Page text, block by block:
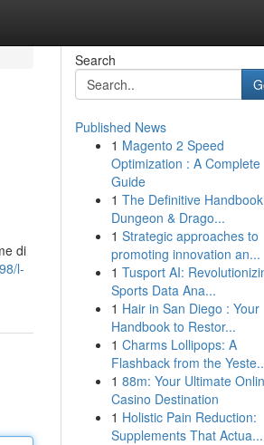
di
l-
Search
Published News
1 Magento 2 Speed
Optimization : A Complete
Guide
1 The Definitive
Dungeon & Drago...
1 Strategic approaches to
promoting innovation an...
1 Tusport AI:
Sports Data Ana...
1 Hair in San Diego : Your
Handbook to Restor...
1 Charms Lollipops: A
Flashback from the
1 88m: Your Ultimate
Casino Destination
1 Holistic Pain Reduction:
Supplements That Actua...